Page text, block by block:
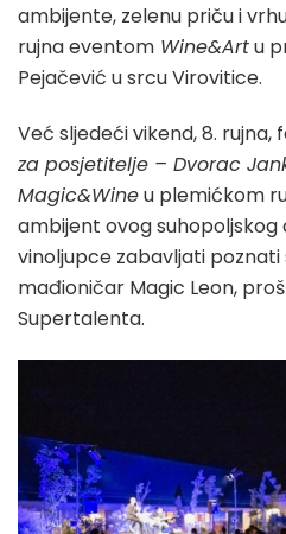
ambijente, zelenu priču i
rujna eventom Wine&Artu
Pejačević u srcu Virovitice.
Već sljedeći vikend, 8. rujna,
za posjetitelje – Dvorac
Magic&Wineu plemićkom
ambijent ovog
vinoljupce zabavljati poznati
mađioničar Magic Leon,
Supertalenta.